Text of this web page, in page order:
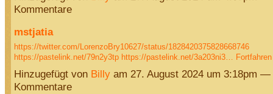
Kommentare
mstjatia
https://twitter.com/LorenzoBry10627/status/1828420375828668746
https://pastelink.net/79n2y3tp https://pastelink.net/3a203ni3… Fortfahren
Hinzugefügt von Billyam 27. August 2024 um 3:18pm —
Kommentare